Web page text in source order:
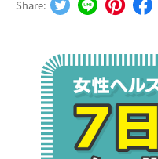
Share: